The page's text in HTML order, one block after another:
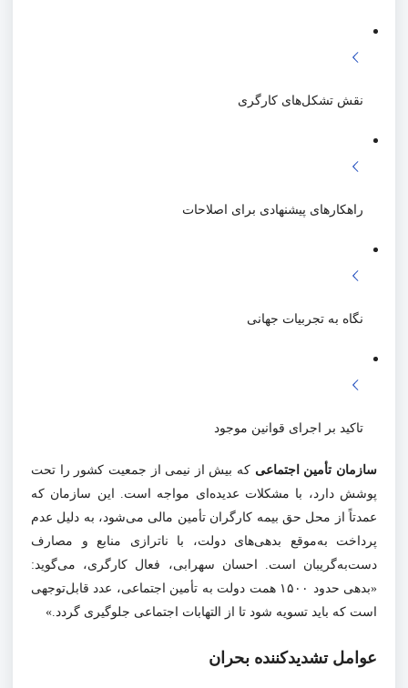
نقش تشکل‌های کارگری
راهکارهای پیشنهادی برای اصلاحات
نگاه به تجربیات جهانی
تاکید بر اجرای قوانین موجود
سازمان تأمین اجتماعی که بیش از نیمی از جمعیت کشور را تحت
پوشش دارد، با مشکلات عدیده‌ای مواجه است. این سازمان که
عمدتاً از محل حق بیمه کارگران تأمین مالی می‌شود، به دلیل عدم
پرداخت به‌موقع بدهی‌های دولت، با ناترازی منابع و مصارف
دست‌به‌گریبان است. احسان سهرابی، فعال کارگری، می‌گوید:
«بدهی حدود ۱۵۰۰ همت دولت به تأمین اجتماعی، عدد قابل‌توجهی
است که باید تسویه شود تا از التهابات اجتماعی جلوگیری گردد.»
عوامل تشدیدکننده بحران